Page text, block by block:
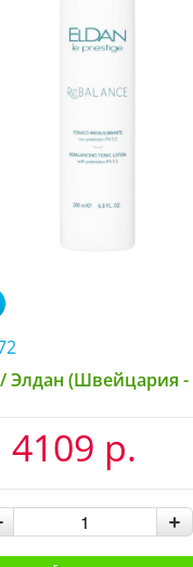
/ Элдан (Швейцария
4109 р.